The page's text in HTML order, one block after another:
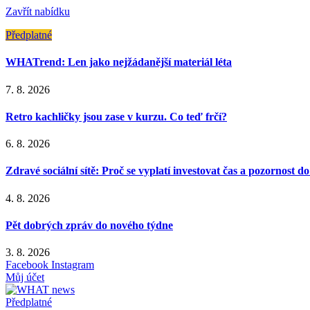
Zavřít nabídku
Předplatné
WHATrend: Len jako nejžádanější materiál léta
7. 8. 2026
Retro kachličky jsou zase v kurzu. Co teď frčí?
6. 8. 2026
Zdravé sociální sítě: Proč se vyplatí investovat čas a pozornost
4. 8. 2026
Pět dobrých zpráv do nového týdne
3. 8. 2026
Facebook Instagram
Můj účet
Předplatné